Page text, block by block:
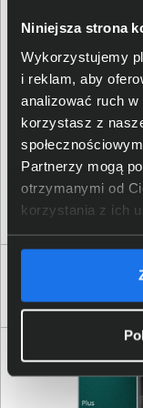
Niniejsza strona
Wykorzystujemy
i reklam, aby
analizować ruch
korzystasz z
Partnerzy mogą
otrzymanymi od
korzystania z ich
Dane producenta
Osoba
produkt
Produkty
960G